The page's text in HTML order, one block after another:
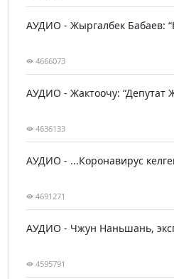
АУДИО - Жыргалбек Бабаев:
4666073
АУДИО - Жактоочу: “Депутат
4636133
АУДИО - ...Коронавирус
4691271
АУДИО - Чжун Наньшань,
4595791